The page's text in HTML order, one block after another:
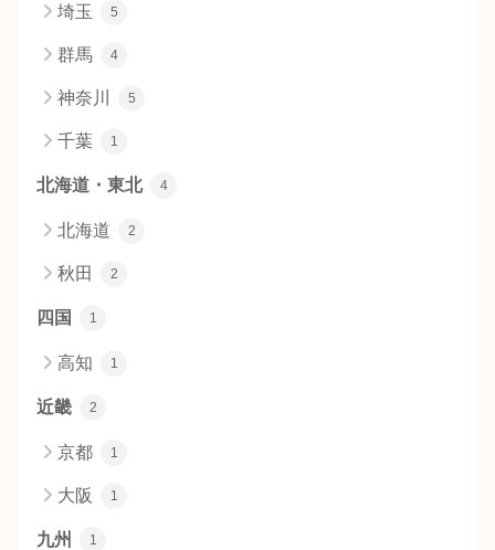
埼玉 5
群馬 4
神奈川 5
千葉 1
北海道・東北 4
北海道 2
秋田 2
四国 1
高知 1
近畿 2
京都 1
大阪 1
九州 1